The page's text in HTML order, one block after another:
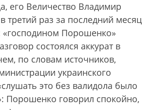
его Величество Владимир
третий раз за последний месяц
«господином Порошенко»
состоялся аккурат в
по словам источников,
украинского
это без валидола было
Порошенко говорил спокойно,